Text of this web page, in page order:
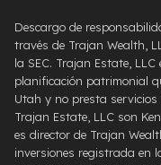
Descargo de
través de Trajan Wealth,
la SEC. Trajan Estate,
planificación patrimonial
Utah y no presta servicios
Trajan Estate, LLC son
es director de Trajan
inversiones registrada en